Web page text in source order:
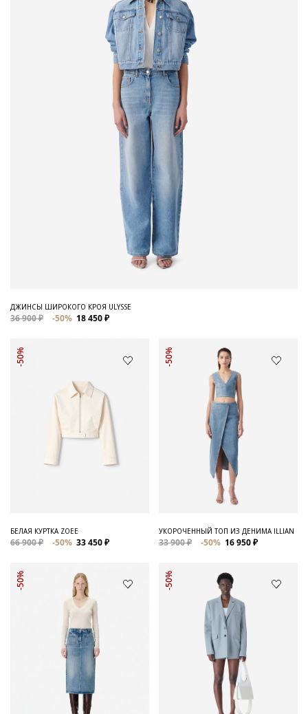
ДЖИНСЫ ШИРОКОГО КРОЯ ULYSSE
36 900 ₽ -50% 18 450 ₽
-50%
БЕЛАЯ КУРТКА ZOEE
66 900 ₽ -50% 33 450 ₽
-50%
УКОРОЧЕННЫЙ ТОП ИЗ ДЕНИМА ILLIAN
33 900 ₽ -50% 16 950 ₽
-50% -50%